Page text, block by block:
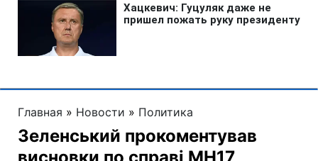
Главная » Новости » Политика
Зеленський прокоментував